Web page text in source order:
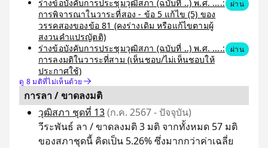
ร่างข้อบังคับการประชุมวุฒิสภา (ฉบับที่ ..) พ.ศ. ....:
การพิจารณาในวาระที่สอง - ข้อ 5 แก้ไข (5) ของ
วรรคสองของข้อ 81 (คงร่างเดิม หรือแก้ไขตามผู้
สงวนคำแปรญัตติ)
ผ่าน
ร่างข้อบังคับการประชุมวุฒิสภา (ฉบับที่ ..) พ.ศ. ....:
การลงมติในวาระที่สาม (เห็นชอบ/ไม่เห็นชอบให้
ประกาศใช้)
ผ่าน
ดู 8 มติที่ไม่เห็นด้วย
การลา / ขาดลงมติ
วุฒิสภา ชุดที่ 13(ก.ค. 2567 - ปัจจุบัน)
วีระพันธ์ ลา / ขาดลงมติ 3 มติ จากทั้งหมด 57 มติ
ของสภาชุดนี้ คิดเป็น 5.26% ซึ่งมากกว่าค่าเฉลี่ย